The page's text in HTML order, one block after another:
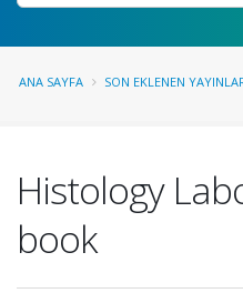
ANA SAYFA SON EKLENEN
Histology
book